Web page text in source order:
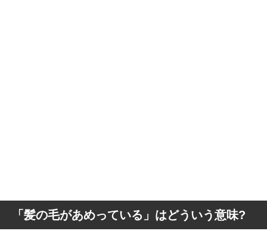
「髪の毛があめっている」はどういう意味?